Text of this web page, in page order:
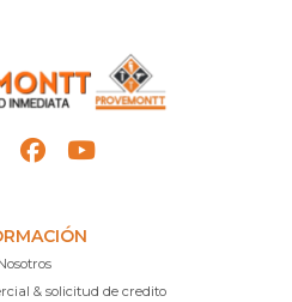
& solicitud de credito